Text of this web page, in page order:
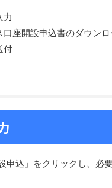
力
口座開設申込書のダウンロ
付
申込」をクリックし、必